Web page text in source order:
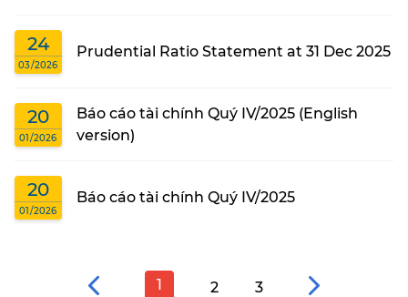
24
03/2026
Prudential Ratio Statement at 31 Dec 2025
20
01/2026
Báo cáo tài chính Quý IV/2025 (English
version)
20
01/2026
Báo cáo tài chính Quý IV/2025
1 2 3